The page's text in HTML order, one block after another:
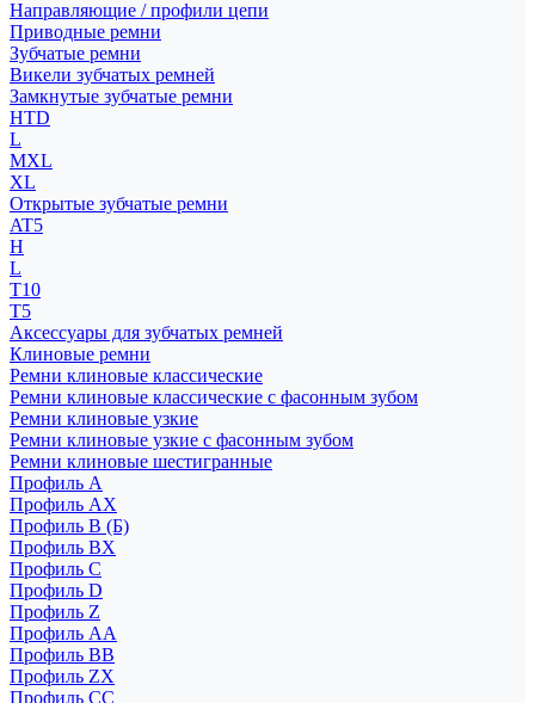
Направляющие / профили цепи
Приводные ремни
Зубчатые ремни
Викели зубчатых ремней
Замкнутые зубчатые ремни
HTD
L
MXL
XL
Открытые зубчатые ремни
AT5
H
L
T10
T5
Аксессуары для зубчатых ремней
Клиновые ремни
Ремни клиновые классические
Ремни клиновые классические с фасонным зубом
Ремни клиновые узкие
Ремни клиновые узкие с фасонным зубом
Ремни клиновые шестигранные
Профиль A
Профиль AX
Профиль B (Б)
Профиль BX
Профиль C
Профиль D
Профиль Z
Профиль АА
Профиль BB
Профиль ZX
Профиль CC